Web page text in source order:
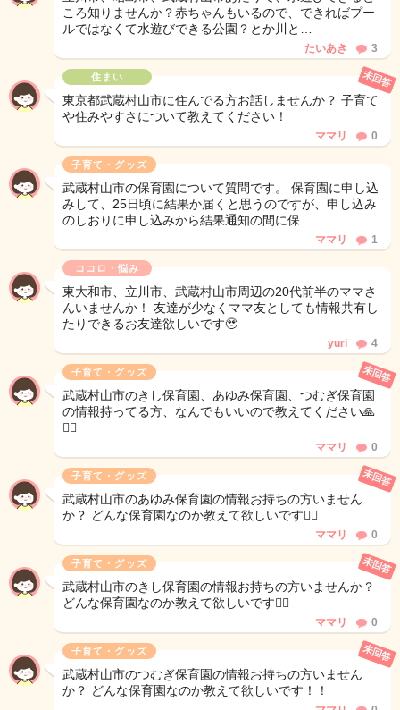
ころ知りませんか？赤ちゃんもいるので、できればプー
ルではなくて水遊びできる公園？とか川と…
たいあき 3
住まい
東京都武蔵村山市に住んでる方お話しませんか？ 子育て
や住みやすさについて教えてください！
未回答
ママリ 0
子育て・グッズ
武蔵村山市の保育園について質問です。 保育園に申し込
みして、25日頃に結果か届くと思うのですが、申し込み
のしおりに申し込みから結果通知の間に保…
ママリ 1
ココロ・悩み
東大和市、立川市、武蔵村山市周辺の20代前半のママさ
んいませんか！ 友達が少なくママ友としても情報共有し
たりできるお友達欲しいです🥹
yuri 4
子育て・グッズ
武蔵村山市のきし保育園、あゆみ保育園、つむぎ保育園
の情報持ってる方、なんでもいいので教えてください🙏
🙇‍♀️
未回答
ママリ 0
子育て・グッズ
武蔵村山市のあゆみ保育園の情報お持ちの方いません
か？ どんな保育園なのか教えて欲しいです🙇‍♀️
未回答
ママリ 0
子育て・グッズ
武蔵村山市のきし保育園の情報お持ちの方いませんか？
どんな保育園なのか教えて欲しいです🙇‍♀️
未回答
ママリ 0
子育て・グッズ
武蔵村山市のつむぎ保育園の情報お持ちの方いません
か？ どんな保育園なのか教えて欲しいです！！
未回答